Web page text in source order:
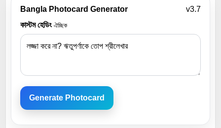
Bangla Photocard Generator
v3.7
কাস্টম হেডিং ঐচ্ছিক
Generate Photocard